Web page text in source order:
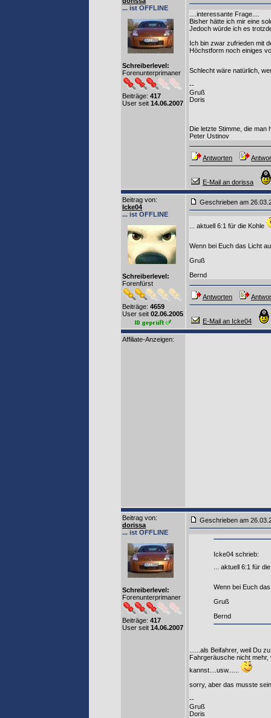
... ist OFFLINE
Schreiberlevel:
Forenunterprimaner
Beiträge: 417
User seit 14.06.2007
....interessante Frage....
Bisher hätte ich mir eine
Jedoch würde ich es
Ich bin zwar zufrieden mit
Höchstform noch einiges
Schlecht wäre natürlich,
--
Gruß
Doris
Die letzte Stimme, die
Peter Ustinov
Antworten
E-Mail an dorissa
Beitrag von:
Icke04
... ist OFFLINE
Schreiberlevel:
Forenfürst
Beiträge: 4659
User seit 02.06.2005
Geschrieben am
... aktuell 6:1 für die Kohle
Wenn bei Euch das Licht
Gruß
Bernd
Antworten
E-Mail an Icke04
Affiliate-Anzeigen:
Beitrag von:
dorissa
... ist OFFLINE
Schreiberlevel:
Forenunterprimaner
Beiträge: 417
User seit 14.06.2007
Geschrieben am
Icke04 schrieb:
... aktuell 6:1 für
Wenn bei Euch
Gruß
Bernd
......als Beifahrer, weil Du
Fahrgeräusche nicht
kannst....usw......
sorry, aber das musste
--
Gruß
Doris